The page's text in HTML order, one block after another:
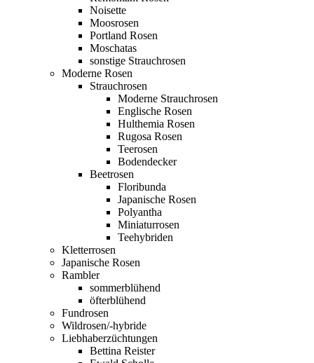
Noisette
Moosrosen
Portland Rosen
Moschatas
sonstige Strauchrosen
Moderne Rosen
Strauchrosen
Moderne Strauchrosen
Englische Rosen
Hulthemia Rosen
Rugosa Rosen
Teerosen
Bodendecker
Beetrosen
Floribunda
Japanische Rosen
Polyantha
Miniaturrosen
Teehybriden
Kletterrosen
Japanische Rosen
Rambler
sommerblühend
öfterblühend
Fundrosen
Wildrosen/-hybride
Liebhaberzüchtungen
Bettina Reister